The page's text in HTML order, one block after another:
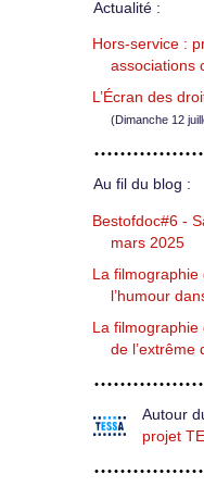
Actualité :
Hors-service :
associations
L’Écran des
(Dimanche 12
Au fil du blog :
Bestofdoc#6 -
mars 2025
La
l’humour
La
de l’extrême
Autour
projet